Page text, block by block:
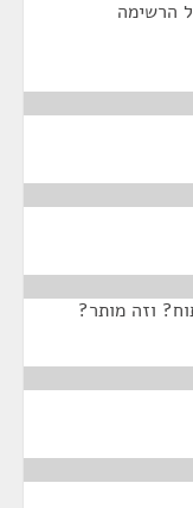
הרשימה
וזה מותר?